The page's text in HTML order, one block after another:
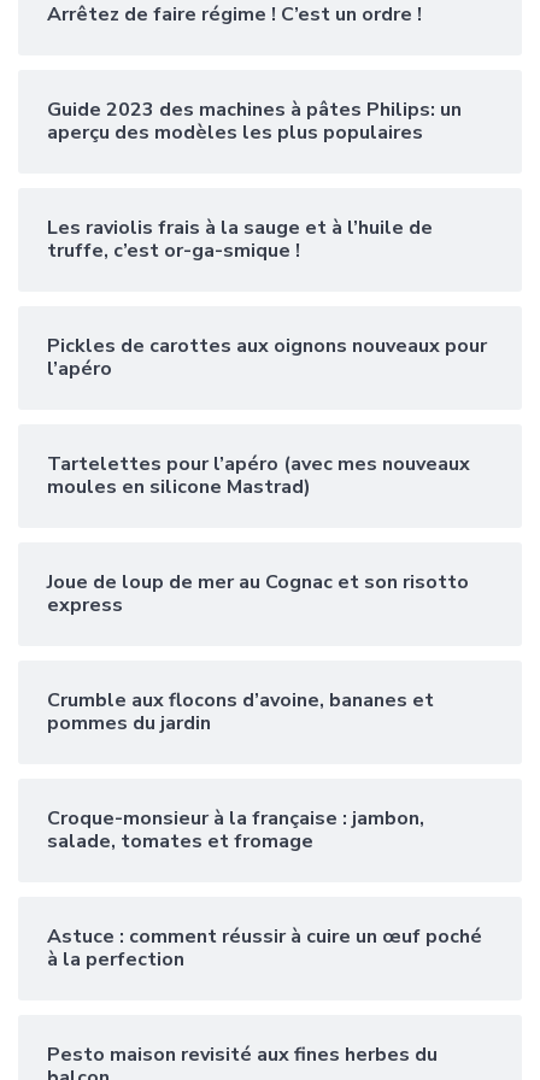
Arrêtez de faire régime ! C’est un ordre !
Guide 2023 des machines à pâtes Philips: un
aperçu des modèles les plus populaires
Les raviolis frais à la sauge et à l’huile de
truffe, c’est or-ga-smique !
Pickles de carottes aux oignons nouveaux pour
l’apéro
Tartelettes pour l’apéro (avec mes nouveaux
moules en silicone Mastrad)
Joue de loup de mer au Cognac et son risotto
express
Crumble aux flocons d’avoine, bananes et
pommes du jardin
Croque-monsieur à la française : jambon,
salade, tomates et fromage
Astuce : comment réussir à cuire un œuf poché
à la perfection
Pesto maison revisité aux fines herbes du